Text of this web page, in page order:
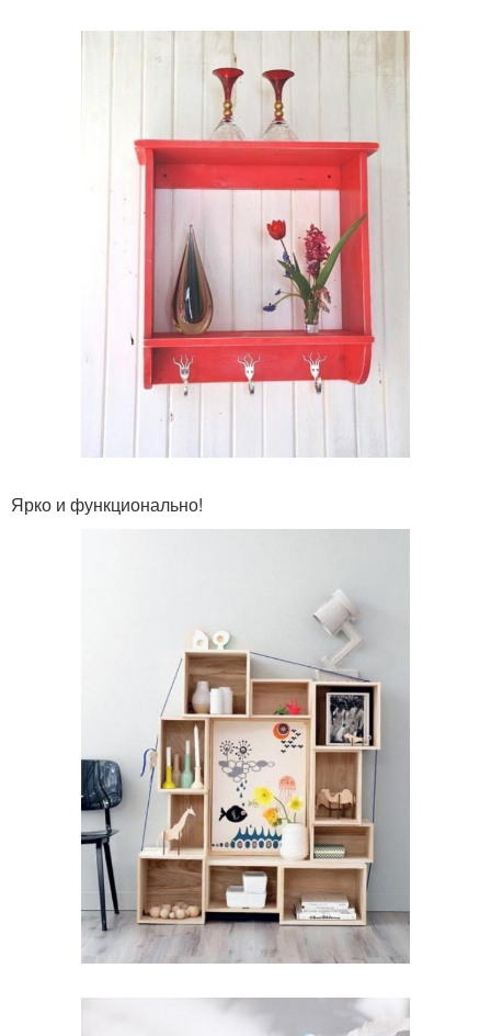
Ярко и функционально!